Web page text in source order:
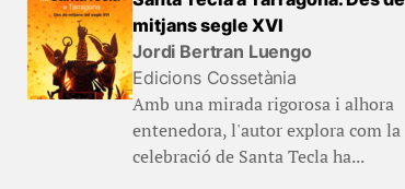
mitjans segle XVI
Jordi Bertran Luengo
Edicions Cossetània
Amb una mirada rigorosa i alhora
entenedora, l'autor explora com la
celebració de Santa Tecla ha...